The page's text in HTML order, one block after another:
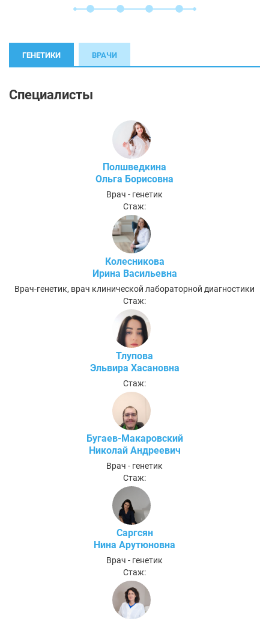
ГЕНЕТИКИ ВРАЧИ
Специалисты
Полшведкина
Ольга Борисовна
Врач - генетик
Стаж:
Колесникова
Ирина Васильевна
Врач-генетик, врач клинической лабораторной диагностики
Стаж:
Тлупова
Эльвира Хасановна
Стаж:
Бугаев-Макаровский
Николай Андреевич
Врач - генетик
Стаж:
Саргсян
Нина Арутюновна
Врач - генетик
Стаж: